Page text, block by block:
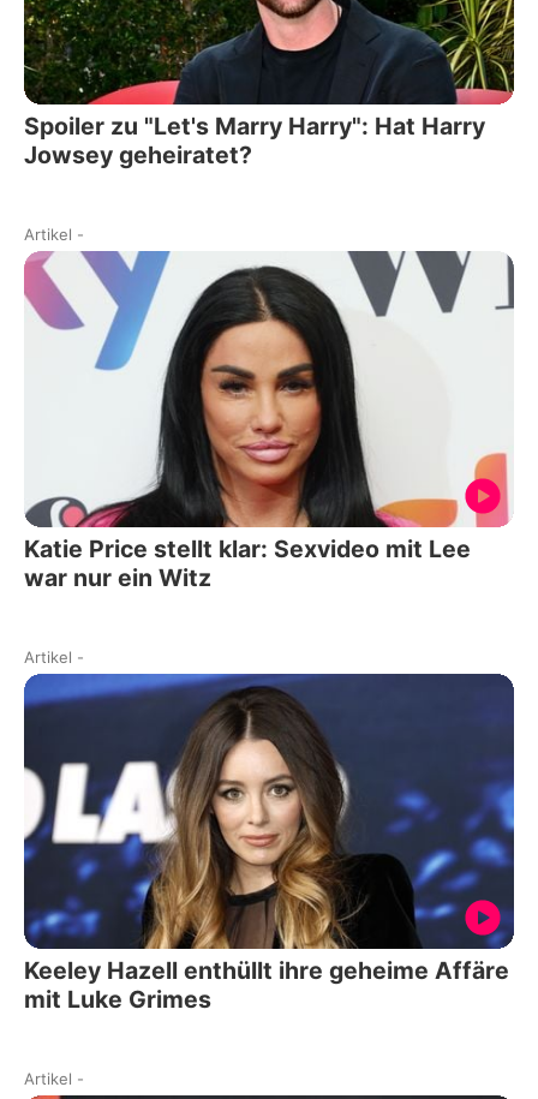
Spoiler zu "Let's Marry Harry": Hat Harry
Jowsey geheiratet?
Artikel -
Katie Price stellt klar: Sexvideo mit Lee
war nur ein Witz
Artikel -
Keeley Hazell enthüllt ihre geheime Affäre
mit Luke Grimes
Artikel -